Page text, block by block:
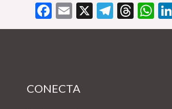
Facebook
Email
X
CONECTA